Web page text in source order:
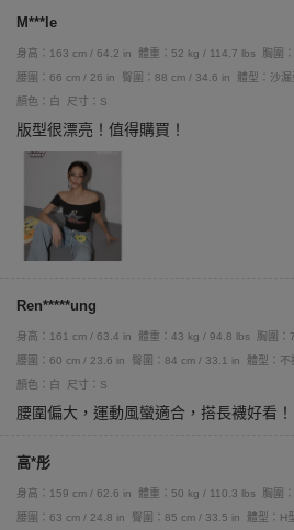
M***le
身高：163 cm / 64.2 in 體重：52 kg / 114.7 lbs
胸圍
腰圍：66 cm / 26 in
臀圍：88 cm / 34.6 in
體型：沙漏
顏色：白
尺寸：S
版型很漂亮！值得購買！
Ren*****ung
身高：161 cm / 63.4 in 體重：43 kg / 94.8 lbs
胸圍
腰圍：60 cm / 23.6 in
臀圍：84 cm / 33.1 in
體型：不
顏色：白
尺寸：S
腰圍偏大，運動風蠻適合，搭長襪好看！
高*彤
身高：159 cm / 62.6 in 體重：50 kg / 110.3 lbs
胸圍
腰圍：63 cm / 24.8 in
臀圍：85 cm / 33.5 in
體型：H